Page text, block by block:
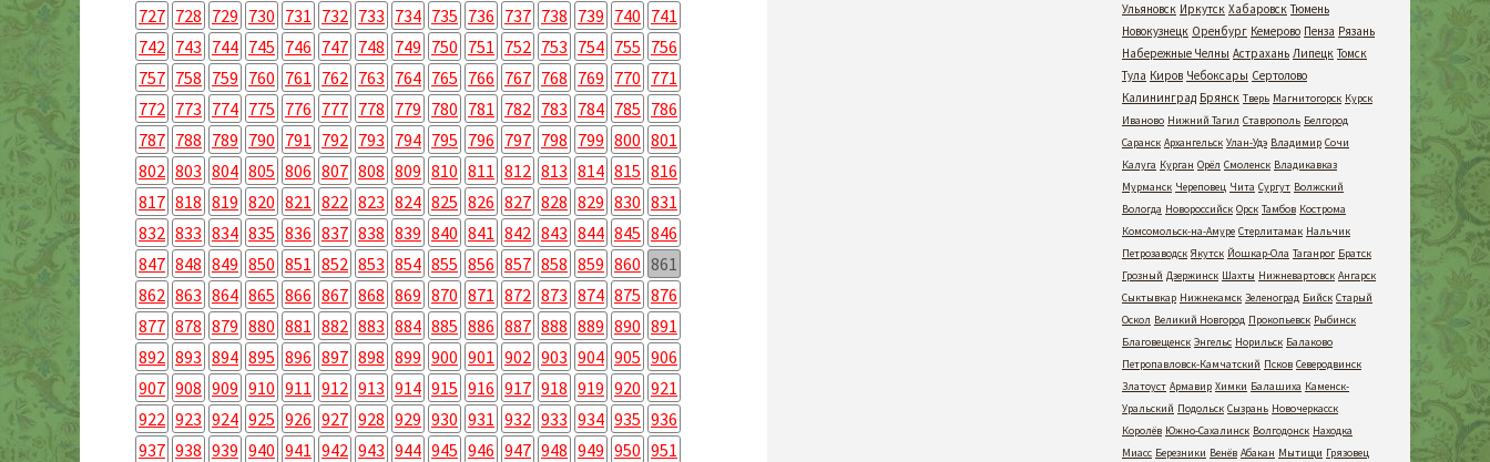
727 728 729 730 731 732 733 734 735 736 737 738 739 740 741
742 743 744 745 746 747 748 749 750 751 752 753 754 755 756
757 758 759 760 761 762 763 764 765 766 767 768 769 770 771
772 773 774 775 776 777 778 779 780 781 782 783 784 785 786
787 788 789 790 791 792 793 794 795 796 797 798 799 800 801
802 803 804 805 806 807 808 809 810 811 812 813 814 815 816
817 818 819 820 821 822 823 824 825 826 827 828 829 830 831
832 833 834 835 836 837 838 839 840 841 842 843 844 845 846
847 848 849 850 851 852 853 854 855 856 857 858 859 860 861
862 863 864 865 866 867 868 869 870 871 872 873 874 875 876
877 878 879 880 881 882 883 884 885 886 887 888 889 890 891
892 893 894 895 896 897 898 899 900 901 902 903 904 905 906
907 908 909 910 911 912 913 914 915 916 917 918 919 920 921
922 923 924 925 926 927 928 929 930 931 932 933 934 935 936
937 938 939 940 941 942 943 944 945 946 947 948 949 950 951
Ульяновск Иркутск Хабаровск Тюмень
Новокузнецк Оренбург Кемерово Пенза Рязань
Набережные Челны Астрахань Липецк Томск
Тула Киров Чебоксары Сертолово
Калининград Брянск Тверь Магнитогорск Курск
Иваново Нижний Тагил Ставрополь Белгород
Саранск Архангельск Улан-Удэ Владимир Сочи
Калуга Курган Орёл Смоленск Владикавказ
Мурманск Череповец Чита Сургут Волжский
Вологда Новороссийск Орск Тамбов Кострома
Комсомольск-на-Амуре Стерлитамак Нальчик
Петрозаводск Якутск Йошкар-Ола Таганрог Братск
Грозный Дзержинск Шахты Нижневартовск Ангарск
Сыктывкар Нижнекамск Зеленоград Бийск Старый
Оскол Великий Новгород Прокопьевск Рыбинск
Благовещенск Энгельс Норильск Балаково
Петропавловск-Камчатский Псков Северодвинск
Златоуст Армавир Химки Балашиха Каменск-
Уральский Подольск Сызрань Новочеркасск
Королёв Южно-Сахалинск Волгодонск Находка
Миасс Березники Венёв Абакан Мытищи Грязовец